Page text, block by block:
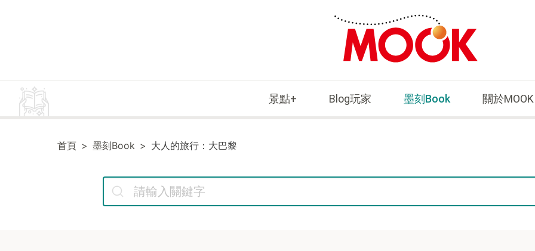
景點+ Blog玩家 墨刻Book 關於MOOK
首頁 墨刻Book 大人的旅行：大巴黎